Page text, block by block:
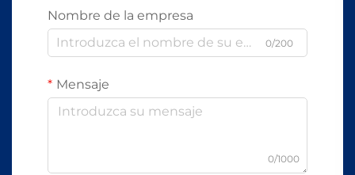
Nombre de la empresa
0/200
Mensaje
0/1000